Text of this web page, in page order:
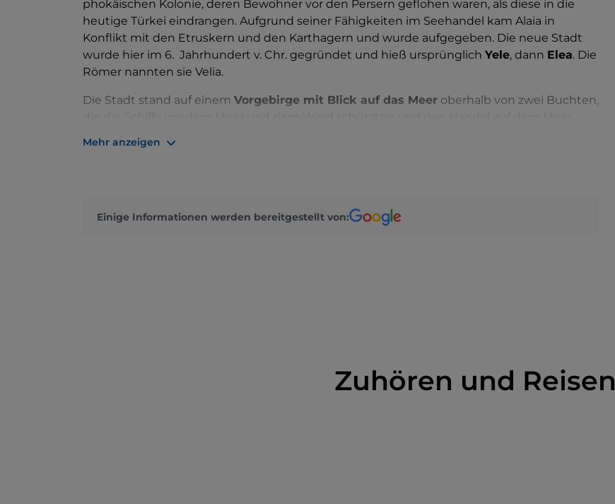
phokäischen Kolonie, deren Bewohner vor den Persern geflohen waren, als diese in die
heutige Türkei eindrangen. Aufgrund seiner Fähigkeiten im Seehandel kam Alaia in
Konflikt mit den Etruskern und den Karthagern und wurde aufgegeben. Die neue Stadt
wurde hier im 6. Jahrhundert v. Chr. gegründet und hieß ursprünglich Yele, dann Elea. Die
Römer nannten sie Velia.
Die Stadt stand auf einem Vorgebirge mit Blick auf das Meer oberhalb von zwei Buchten,
um den in Elea geborenen Philosophen Parmenides bildete. Auch Zeno, ein Schüler des
Hier gab es einen Tempel der Athene und einen, der Äskulap gewidmet war. Von der
antiken Stadt sind auch der Hafenbereich, die hellenistischen und römischen Bäder, eine
Mehr anzeigen
Einige Informationen werden bereitgestellt von:
Zuhören und Reisen